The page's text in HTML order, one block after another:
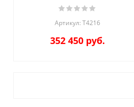
Артикул: Т4216
352 450 руб.